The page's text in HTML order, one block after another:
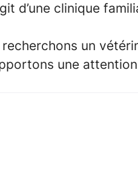
d’une clinique
recherchons un
une